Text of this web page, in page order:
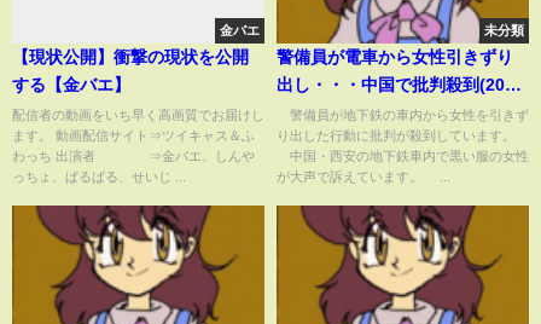
金バエ
【現状公開】衝撃の現状を公開
する【金バエ】
配信者の動画をいち早く高画質でお届けし
ます。 動画配信サイト⇒ツイキャス＆ふ
わっち 出演者 ⇒金バエ、しんや
っちょ、ぱるぱる、せいじ ...
未分類
警備員が電車から女性引きずり
出し・・・中国で批判殺到(2021
年9月1日)
警備員が地下鉄の車内から女性を引きず
り出した行動に批判が殺到しています。
中国・西安の地下鉄車内で黒い服の女性
が大声で訴えています。 ...